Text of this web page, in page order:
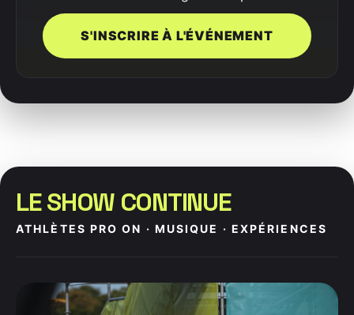
S'INSCRIRE À L'ÉVÉNEMENT
LE SHOW CONTINUE
ATHLÈTES PRO ON · MUSIQUE · EXPÉRIENCES